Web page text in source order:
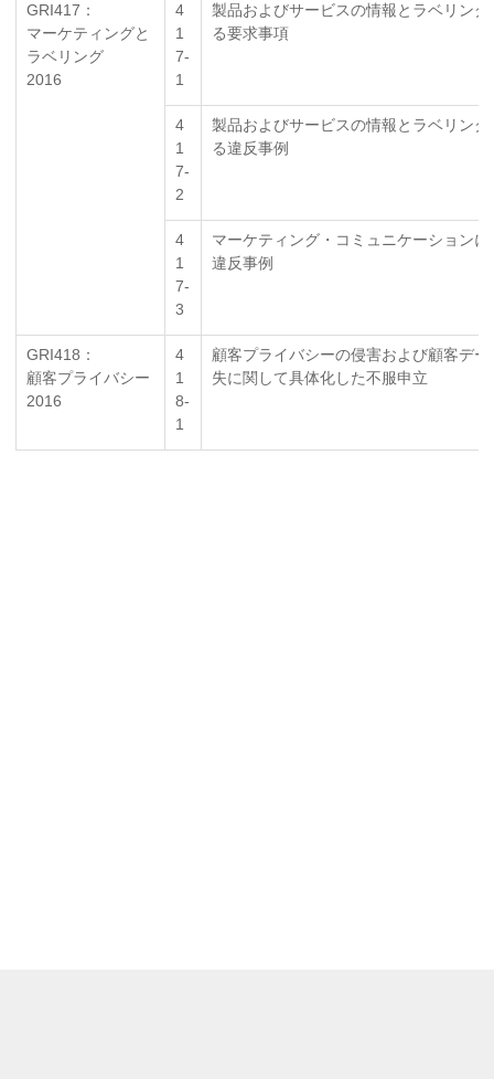
GRI417：
マーケティングと
ラベリング
2016
4
1
7-
1
製品およびサービスの情報とラベリング
る要求事項
4
1
7-
2
製品およびサービスの情報とラベリング
る違反事例
4
1
7-
3
マーケティング・コミュニケーションに
違反事例
GRI418：
顧客プライバシー
2016
4
1
8-
1
顧客プライバシーの侵害および顧客デー
失に関して具体化した不服申立